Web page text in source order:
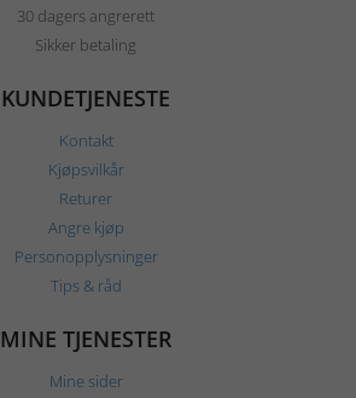
30 dagers angrerett
Sikker betaling
KUNDETJENESTE
Kontakt
Kjøpsvilkår
Returer
Angre kjøp
Personopplysninger
Tips & råd
MINE TJENESTER
Mine sider